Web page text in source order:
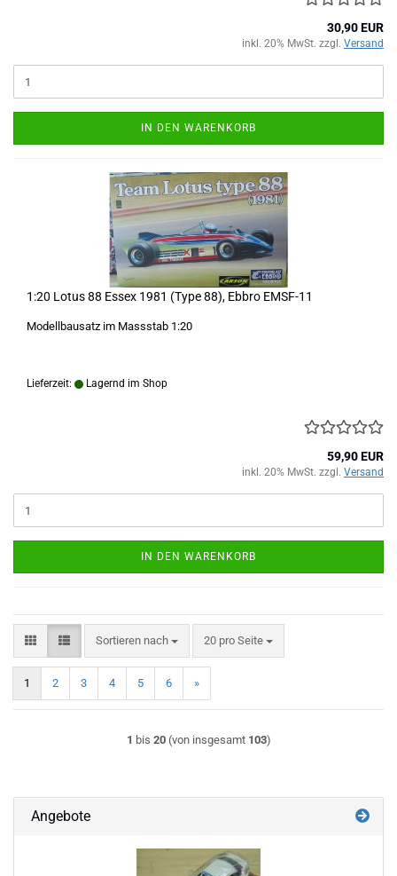
30,90 EUR
inkl. 20% MwSt. zzgl. Versand
IN DEN WARENKORB
1:20 Lotus 88 Essex 1981 (Type 88), Ebbro EMSF-11
Modellbausatz im Massstab 1:20
Lieferzeit: Lagernd im Shop
59,90 EUR
inkl. 20% MwSt. zzgl. Versand
IN DEN WARENKORB
Sortieren nach
Sortieren nach 20 pro Seite
pro Seite
1 2 3 4 5 6 »
1 bis 20(von insgesamt 103)
Angebote